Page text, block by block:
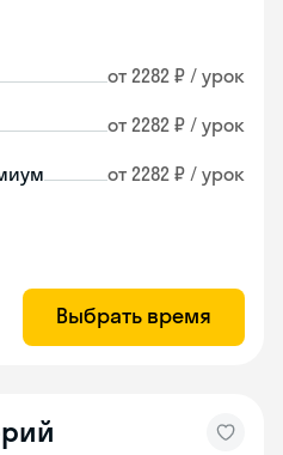
от 2282 ₽ / урок
от 2282 ₽ / урок
от 2282 ₽ / урок
Выбрать время